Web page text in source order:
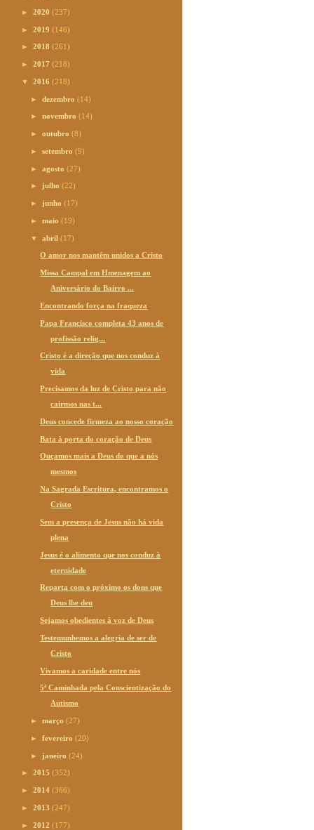
► 2020 (237)
► 2019 (146)
► 2018 (261)
► 2017 (218)
▼ 2016 (218)
►dezembro(14)
►novembro(14)
►outubro(8)
►setembro(9)
►agosto(27)
► julho(22)
► junho(17)
►maio(19)
▼abril(17)
O amor nos mantêm unidos a Cristo
Missa Campal em Hmenagem ao
Aniversário do Bairro ...
Encontrando força na fraqueza
Papa Francisco completa 43 anos de
profissão relig...
Cristo é a direção que nos conduz à
vida
Precisamos da luz de Cristo para não
cairmos nas t...
Deus concede firmeza ao nosso coração
Bata à porta do coração de Deus
Ouçamos mais a Deus do que a nós
mesmos
Na Sagrada Escritura, encontramos o
Cristo
Sem a presença de Jesus não há vida
plena
Jesus é o alimento que nos conduz à
eternidade
Reparta com o próximo os dons que
Deus lhe deu
Sejamos obedientes à voz de Deus
Testemunhemos a alegria de ser de
Cristo
Vivamos a caridade entre nós
5ª Caminhada pela Conscientização do
Autismo
►março(27)
►fevereiro(20)
► janeiro(24)
► 2015 (352)
► 2014 (366)
► 2013 (247)
► 2012 (177)